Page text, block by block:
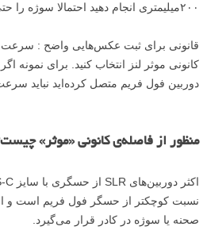
۲۰۰میلیمتری انجام دهید احتمالا سوژه را حتی نمی‌توانید از منظره یاب ببینید.
قانونی برای ثبت عکس‌هایی واضح : سرعت
دوربین فول فریم متصل کرده‌اید نباید سرعت شاتر آن از
منظور از فاصله‌ی کانونی «موثر»
نسبت کوچکتر از حسگر فول فریم است و
صحنه یا سوژه در کادر قرار می‌گیرد.